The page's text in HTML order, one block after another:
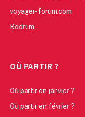
voyager-forum.com
Bodrum
OÙ PARTIR ?
Où partir en janvier ?
Où partir en février ?